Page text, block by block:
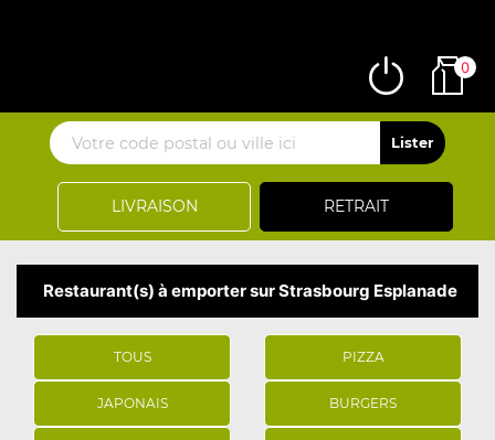
LIVRAISON RETRAIT
0
Restaurant(s) à emporter sur Strasbourg Esplanade
TOUS PIZZA
JAPONAIS BURGERS